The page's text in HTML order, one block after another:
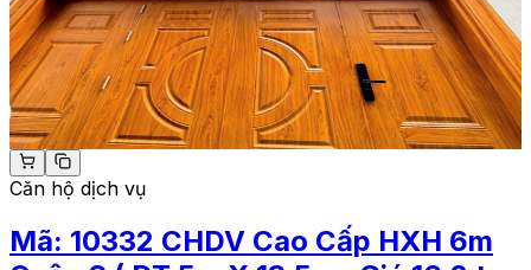
Căn hộ dịch vụ
Mã: 10332 CHDV Cao Cấp HXH 6m